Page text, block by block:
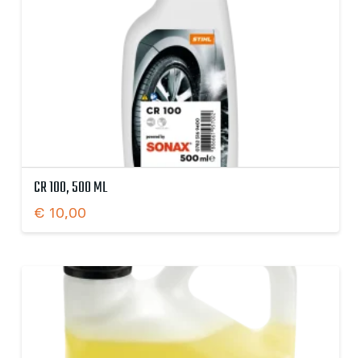
CR 100, 500 ML
€ 10,00